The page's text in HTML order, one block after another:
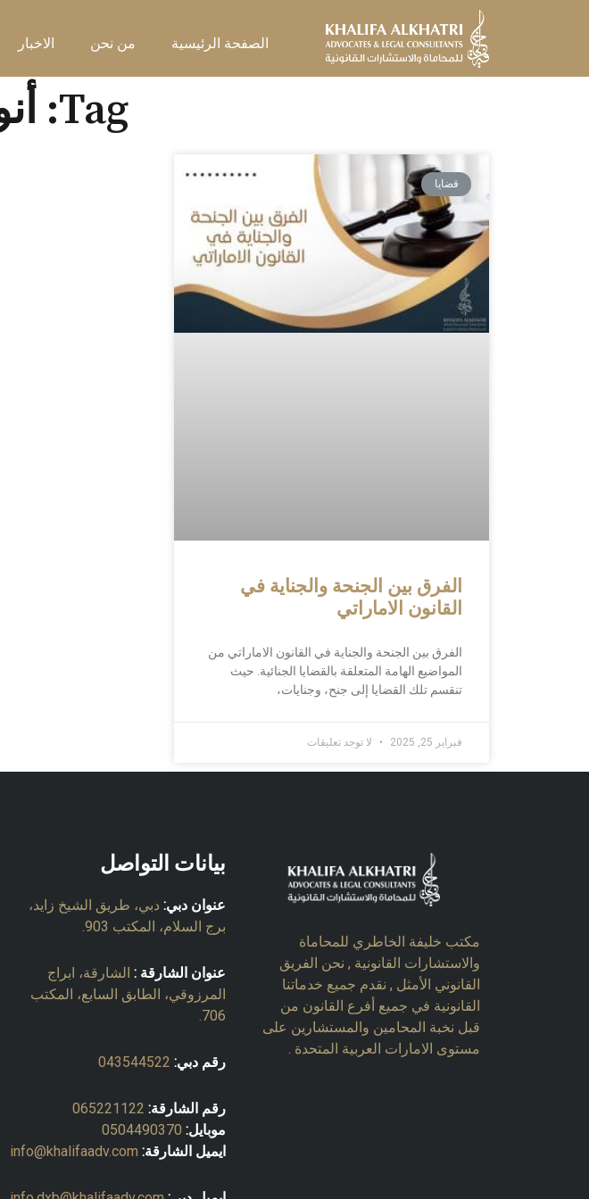
الصفحة الرئيسية من نحن الاخبار
Tag: أنواع الجنح
قضايا
الفرق بين الجنحة والجناية في
القانون الاماراتي
الفرق بين الجنحة والجناية في القانون الاماراتي من
المواضيع الهامة المتعلقة بالقضايا الجنائية. حيث
تنقسم تلك القضايا إلى جنح، وجنايات،
فبراير 25, 2025 لا توجد تعليقات
مكتب خليفة الخاطري للمحاماة
والاستشارات القانونية , نحن الفريق
القانوني الأمثل , نقدم جميع خدماتنا
القانونية في جميع أفرع القانون من
قبل نخبة المحامين والمستشارين على
مستوى الامارات العربية المتحدة .
بيانات التواصل
عنوان دبي: دبي، طريق الشيخ زايد،
برج السلام، المكتب 903.
عنوان الشارقة : الشارقة، ابراج
المرزوقي، الطابق السابع، المكتب
706.
رقم دبي: 043544522
رقم الشارقة: 065221122
موبايل: 0504490370
ايميل الشارقة: info@khalifaadv.com